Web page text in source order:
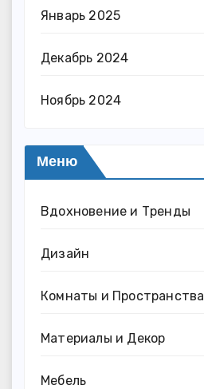
Январь 2025
Декабрь 2024
Ноябрь 2024
Меню
Вдохновение и Тренды
Дизайн
Комнаты и Пространства
Материалы и Декор
Мебель